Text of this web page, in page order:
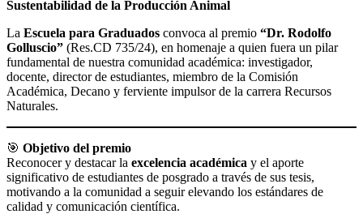
Sustentabilidad de la Producción Animal
La Escuela para Graduados convoca al premio “Dr. Rodolfo
Golluscio” (Res.CD 735/24), en homenaje a quien fuera un pilar
fundamental de nuestra comunidad académica: investigador,
docente, director de estudiantes, miembro de la Comisión
Académica, Decano y ferviente impulsor de la carrera Recursos
Naturales.
🎯 Objetivo del premio
Reconocer y destacar la excelencia académica y el aporte
significativo de estudiantes de posgrado a través de sus tesis,
motivando a la comunidad a seguir elevando los estándares de
calidad y comunicación científica.